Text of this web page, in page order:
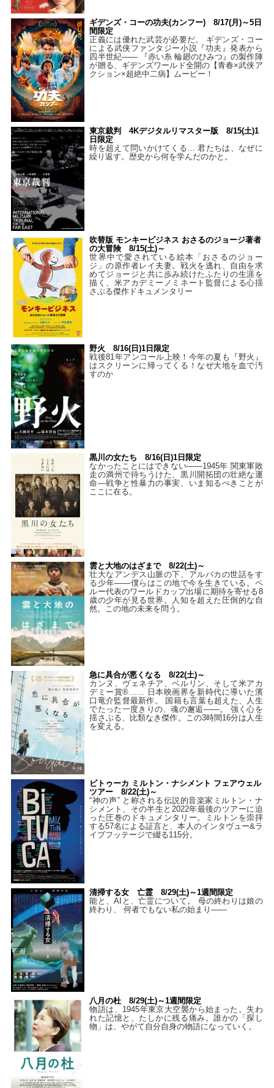
ギデンズ・コーの功夫(カンフー) 8/17(月)～5日
間限定
正義には優れた武芸が必要だ。 ギデンズ・コー
による武侠ファンタジー小説『功夫』発表から
四半世紀―― 『赤い糸 輪廻のひみつ』の製作陣
が贈る、ギデンズワールド全開の【青春×武侠ア
クション×超絶中二病】ムービー！
東京裁判 4Kデジタルリマスター版 8/15(土)1
日限定
時を超えて問いかけてくる… 君たちは、なぜに
繰り返す。歴史から何を学んだのかと。
吹替版 モンキービジネス おさるのジョージ著者
の大冒険 8/15(土)～
世界中で愛されている絵本「おさるのジョー
ジ」の原作者レイ夫妻。戦火を逃れ、自由を求
めてジョージと共に歩み続けたふたりの生涯を
描く、米アカデミーノミネート監督による心揺
さぶる傑作ドキュメンタリー
野火 8/16(日)1日限定
戦後81年アンコール上映！今年の夏も『野火』
はスクリーンに帰ってくる！なぜ大地を血で汚
すのか
黒川の女たち 8/16(日)1日限定
なかったことにはできない——1945年 関東軍敗
走の満州で待ちうけた、黒川開拓団の壮絶な運
命―戦争と性暴力の事実、いま知るべきことが
ここに在る。
雲と大地のはざまで 8/22(土)～
壮大なアンデス山脈の下、アルパカの世話をす
る少年――僕らはこの地で今を生きている。ペ
ルー代表のワールドカップ出場に期待を寄せる8
歳の少年が見る世界。人知を超えた圧倒的な自
然。この地の未来を問う。
急に具合が悪くなる 8/22(土)～
カンヌ、ヴェネチア、ベルリン、そして米アカ
デミー賞®…… 日本映画界を新時代に導いた濱
口竜介監督最新作。 国籍も言葉も超えた、人生
でたった一度きりの、魂の邂逅――。 強く心を
揺さぶる、比類なき傑作。この3時間16分は人生
を変える。
ビトゥーカ ミルトン・ナシメント フェアウェル
ツアー 8/22(土)～
“神の声” と称される伝説的音楽家ミルトン・ナ
シメント、その半生と2022年最後のツアーに迫
った圧巻のドキュメンタリー。ミルトンを崇拝
する57名による証言と、本人のインタヴュー&ラ
イブフッテージで綴る115分。
清掃する女 亡霊 8/29(土)～1週間限定
能と、AIと、亡霊について。 母の終わりは娘の
終わり、 何者でもない私の始まり――
八月の杜 8/29(土)～1週間限定
物語は、1945年東京大空襲から始まった。失わ
れた記憶と、たしかに残る痛み。誰かの「探し
物」は、やがて自分自身の物語になっていく。